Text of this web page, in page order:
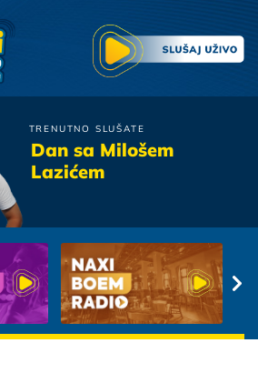
TRENUTNO SLUŠATE
Dan sa Milošem
Lazićem
Tap 011